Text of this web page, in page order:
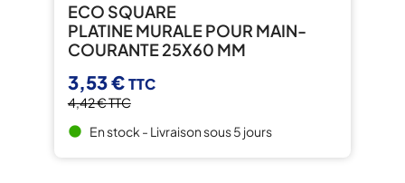
ECO SQUARE
PLATINE MURALE POUR MAIN-
COURANTE 25X60 MM
3,53 €TTC
4,42 €TTC
brightness_1 En stock - Livraison sous 5 jours